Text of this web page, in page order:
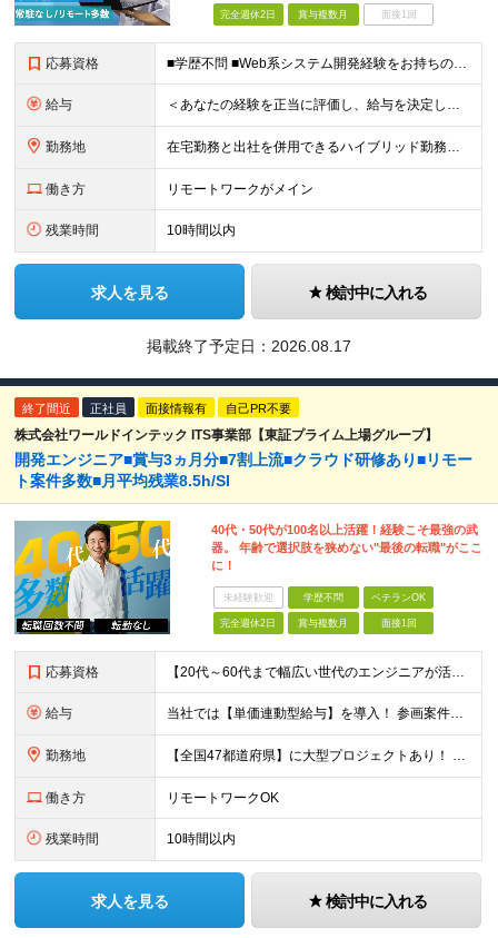
完全週休2日 賞与複数月 面接1回
応募資格 ■学歴不問 ■Web系システム開発経験をお持ちの方 ★設計・開発経験～運用保守まで幅広く募集します ★Google Cloud・AWS・Azureなど、クラウド技術は問いませんが、経験・知見が深い方は
給与 ＜あなたの経験を正当に評価し、給与を決定します！＞ 想定年収450万円～1,000万円 └月給30万8000円～＋賞与年2回 ◎在宅勤務手当あり ◎交通費100％支給 ◎資格取得奨励制度(一時金/資格
勤務地 在宅勤務と出社を併用できるハイブリッド勤務！ （出社は週1～3日程度ですが、ご希望に合わせて柔軟に対応可能です。） ≪東京オフィス≫ 東京都新宿区西新宿2-6-1 新宿住友ビル26F ※(業務の変
働き方 リモートワークがメイン
残業時間 10時間以内
求人を見る 検討中に入れる
掲載終了予定日： 2026.08.17
終了間近 正社員 面接情報有 自己PR不要
株式会社ワールドインテック ITS事業部【東証プライム上場グループ】
開発エンジニア■賞与3ヵ月分■7割上流■クラウド研修あり■リモー
ト案件多数■月平均残業8.5h/SI
40代・50代が100名以上活躍！経験こそ最強の武
器。 年齢で選択肢を狭めない"最後の転職"がここ
に！
未経験歓迎 学歴不問 ベテランOK
完全週休2日 賞与複数月 面接1回
応募資格 【20代～60代まで幅広い世代のエンジニアが活躍してます】 ■学歴不問 ■転職回数不問 ■開発経験（年数不問）をお持ちの方
給与 当社では【単価連動型給与】を導入！ 参画案件の契約単価に連動して給与が決定。 還元率は単価の【70％～80％】と東証プライム上場グループとして高水準です！（社会保険料・教育コスト含む） ■関東：月給
勤務地 【全国47都道府県】に大型プロジェクトあり！ 主要勤務地： 北海道/宮城県/栃木県/埼玉県/千葉県/東京都/神奈川県/愛知県/大阪府/京都府/兵庫県/広島県/福岡県/熊本県 ※勤務エリアは、あなたの
働き方 リモートワークOK
残業時間 10時間以内
求人を見る 検討中に入れる